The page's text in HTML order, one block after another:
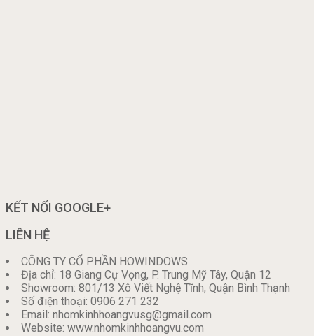
KẾT NỐI GOOGLE+
LIÊN HỆ
CÔNG TY CỔ PHẦN HOWINDOWS
Địa chỉ: 18 Giang Cự Vọng, P. Trung Mỹ Tây, Quận 12
Showroom: 801/13 Xô Viết Nghệ Tĩnh, Quận Bình Thạnh
Số điện thoại: 0906 271 232
Email: nhomkinhhoangvusg@gmail.com
Website: www.nhomkinhhoangvu.com